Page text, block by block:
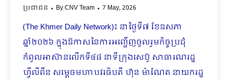
ប្រជាជន ByCNV Team 7 May, 2026
(The Khmer Daily Network)៖ នាថ្ងៃទី៧ ខែឧសភា
ឆ្នាំ២០២៦ ក្នុងឱកាសនៃការអញ្ជើញចូលរួមកិច្ចប្រជុំ
កំពូលអាស៊ានលើកទី៤៨ នាទីក្រុងសេប៊ូ សាធារណរដ្ឋ
ហ្វីលីពីន សម្តេចមហាបវរធិបតី ហ៊ុន ម៉ាណែត នាយករដ្ឋ